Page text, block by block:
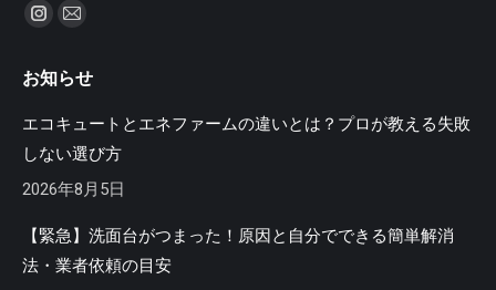
私達を見つけてください：
Instagram
ー
し
い
Mail
ー
し
い
ウ
お知らせ
エコキュートとエネファームの違いとは？プロが教える失敗
しない選び方
2026年8月5日
【緊急】洗面台がつまった！原因と自分でできる簡単解消
法・業者依頼の目安